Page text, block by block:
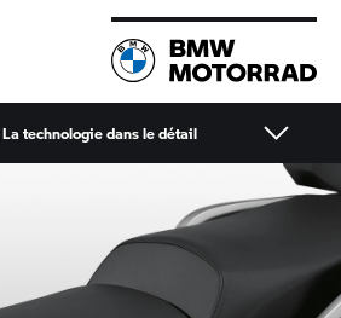
technologie dans le détail